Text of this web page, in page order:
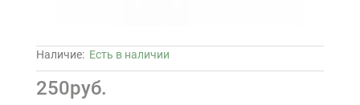
Наличие: Есть в наличии
250руб.